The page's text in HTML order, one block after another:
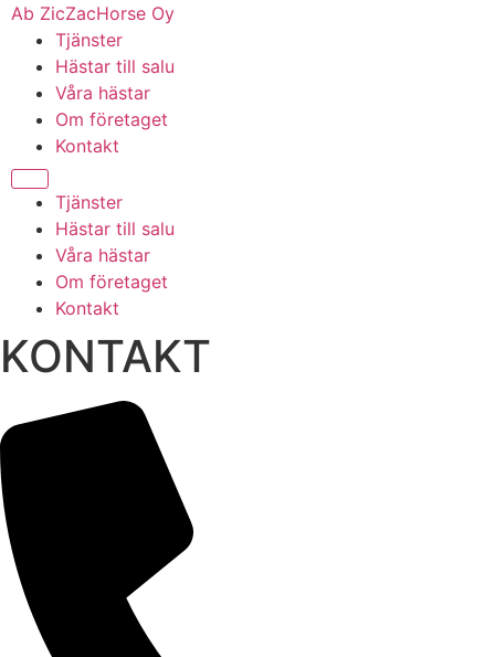
Hoppa
innehåll
Ab ZicZacHorse Oy
Tjänster
Hästar till salu
Våra hästar
Om företaget
Kontakt
Tjänster
Hästar till salu
Våra hästar
Om företaget
Kontakt
KONTAKT